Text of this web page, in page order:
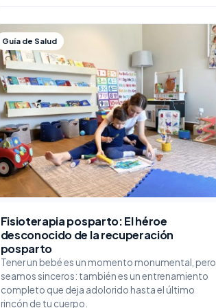
Guía de Salud
Fisioterapia posparto: El héroe
desconocido de la recuperación
posparto
Tener un bebé es un momento monumental, pero
seamos sinceros: también es un entrenamiento
completo que deja adolorido hasta el último
rincón de tu cuerpo.